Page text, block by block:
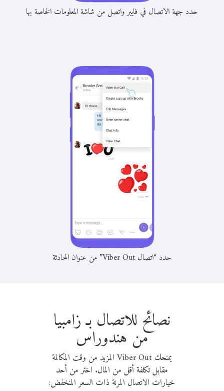
حدد جهة الاتصال في فايبر واتصل من شاشة المعلومات الخاصة بها
حدد “اتصال Viber Out” من عنوان المحادثة
نصائح للاتصال بـ زامبيا
من هندوراس
يمنحك Viber Out المزيد من وقت المكالمة
مقابل تكلفة أقل من المال. اختر من أحد
خيارات الاتصال المرنة ذات السعر المنخفض: